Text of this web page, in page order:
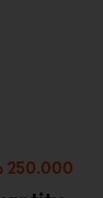
250.000